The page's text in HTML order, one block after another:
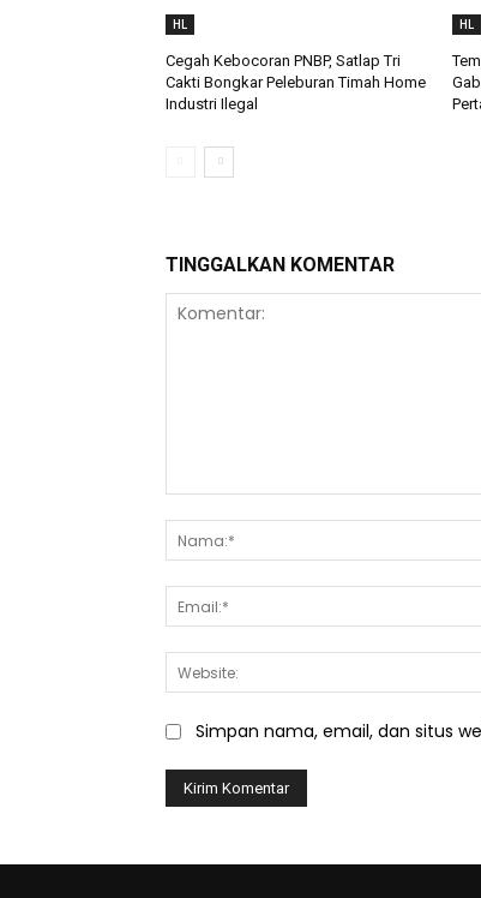
HL
Cegah Kebocoran PNBP, Satlap Tri
Cakti Bongkar Peleburan Timah Home
Industri Ilegal
HL
TINGGALKAN KOMENTAR
Simpan nama, email, dan situs